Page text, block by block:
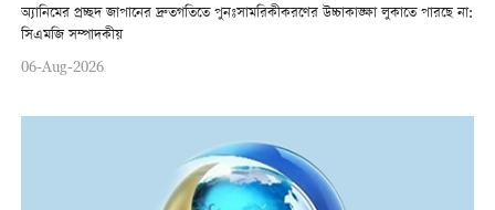
অ্যানিমের প্রচ্ছদ জাপানের দ্রুতগতিতে পুনঃসামরিকীকরণের উচ্চাকাঙ্ক্ষা লুকাতে পারছে না:
সিএমজি সম্পাদকীয়
06-Aug-2026